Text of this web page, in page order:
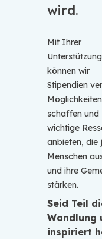
wird.
Mit Ihrer
Unterstützung
können wir
Stipendien
Möglichkeiten
schaffen und
wichtige
anbieten, die
Menschen
und ihre
stärken.
Seid Teil
Wandlung
inspiriert